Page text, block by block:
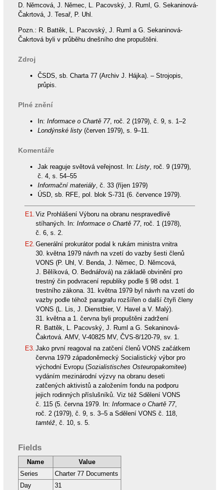
D. Němcová, J. Němec, L. Pacovský, J. Ruml, G. Sekaninová-
Čakrtová, J. Tesař, P. Uhl.
Pozn.: R. Battěk, L. Pacovský, J. Ruml a G. Sekaninová-
Čakrtová byli v průběhu dnešního dne propuštěni.
Zdroj
ČSDS, sb. Charta 77 (Archiv J. Hájka). – Strojopis,
průpis.
Plné znění
In: Informace o Chartě 77, roč. 2 (1979), č. 9, s. 1–2
Londýnské listy(červen 1979), s. 9–11.
Komentáře
Jak reaguje světová veřejnost. In: Listy, roč. 9 (1979),
č. 4, s. 54–55
Informační materiály, č. 33 (říjen 1979)
ÚSD, sb. RFE, pol. blok S-731 (6. července 1979).
E1. Viz Prohlášení Výboru na obranu nespravedlivě
stíhaných. In: Informace o Chartě 77, roč. 1 (1978),
č. 6, s. 2.
E2. Generální prokurátor podal k rukám ministra vnitra
30. května 1979 návrh na vzetí do vazby šesti členů
VONS (P. Uhl, V. Benda, J. Němec, D. Němcová,
J. Bělíková, O. Bednářová) na základě obvinění pro
trestný čin podvracení republiky podle § 98 odst. 1
trestního zákona. 31. května 1979 byl návrh na vzetí do
vazby podle téhož paragrafu rozšířen o další čtyři členy
VONS (L. Lis, J. Dienstbier, V. Havel a V. Malý).
31. května a 1. června byli propuštěni zadržení
R. Battěk, L. Pacovský, J. Ruml a G. Sekaninová-
Čakrtová. AMV, V-40825 MV, ČVS-8/120-79, sv. 1.
E3. Jako první reagoval na zatčení členů VONS začátkem
června 1979 západoněmecký Socialistický výbor pro
východní Evropu (Sozialistisches Osteuropakomitee)
vydáním mezinárodní výzvy na obranu deseti
zatčených aktivistů a založením fondu na podporu
jejich rodinných příslušníků. Viz též Sdělení VONS
č. 115 (5. června 1979. In: Informace o Chartě 77,
roč. 2 (1979), č. 9, s. 3–5 a Sdělení VONS č. 118,
tamtéž, č. 10, s. 5.
Fields
Name
Value
Series
Charter 77 Documents
Day
31